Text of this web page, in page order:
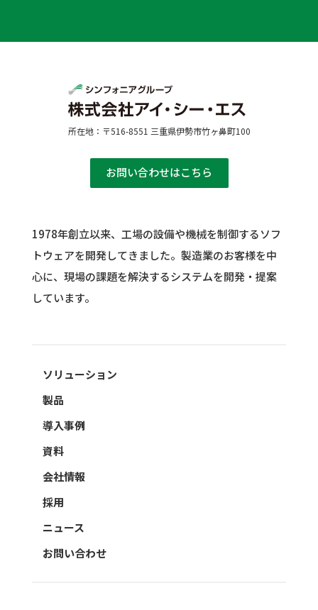
所在地：〒516-8551 三重県伊勢市竹ヶ鼻町100
お問い合わせはこちら
1978年創立以来、工場の設備や機械を制御するソフ
トウェアを開発してきました。 製造業のお客様を中
心に、現場の課題を解決するシステムを開発・提案
しています。
ソリューション
製品
導入事例
資料
会社情報
採用
ニュース
お問い合わせ